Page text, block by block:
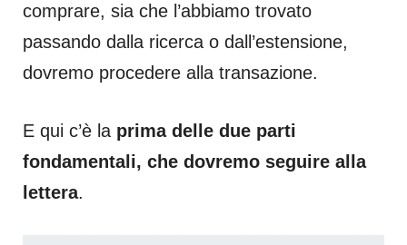
comprare, sia che l’abbiamo trovato
passando dalla ricerca o dall’estensione,
dovremo procedere alla transazione.
E qui c’è la prima delle due parti
fondamentali, che dovremo seguire alla
lettera.